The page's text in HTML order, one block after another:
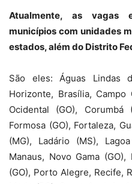
Atualmente, as vagas
municípios com unidades
estados, além do Distrito
São eles: Águas Lindas
Horizonte, Brasília, Campo
Ocidental (GO), Corumbá
Formosa (GO), Fortaleza,
(MG), Ladário (MS),
Manaus, Novo Gama
(GO), Porto Alegre, Recife,